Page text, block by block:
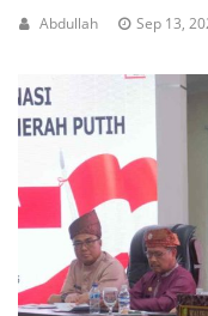
Abdullah Sep 13,